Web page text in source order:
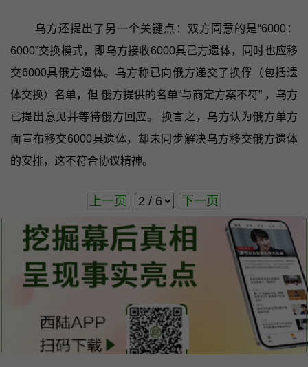
乌方还提出了另一个关键点：双方同意的是“6000：
6000”交换模式，即乌方接收6000具己方遗体，同时也应移
交6000具俄方遗体。乌方称已向俄方递交了换俘（包括遗
体交换）名单，但 俄方提供的名单“与商定方案不符” ，乌方
已提出意见并等待俄方回应。 换言之，乌方认为俄方单方
面宣布移交6000具遗体，却未同步解决乌方移交俄方遗体
的安排，这不符合协议精神。
上一页 下一页